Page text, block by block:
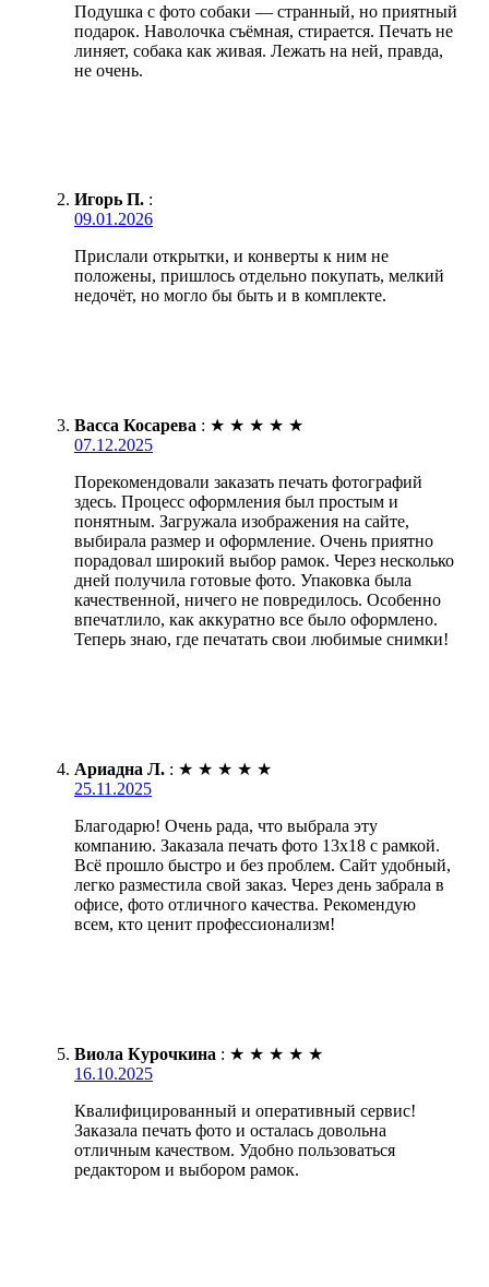
Подушка с фото собаки — странный, но приятный
подарок. Наволочка съёмная, стирается. Печать не
линяет, собака как живая. Лежать на ней, правда,
не очень.
Игорь П. :
09.01.2026
Прислали открытки, и конверты к ним не
положены, пришлось отдельно покупать, мелкий
недочёт, но могло бы быть и в комплекте.
Васса Косарева : ★ ★ ★ ★ ★
07.12.2025
Порекомендовали заказать печать фотографий
здесь. Процесс оформления был простым и
понятным. Загружала изображения на сайте,
выбирала размер и оформление. Очень приятно
порадовал широкий выбор рамок. Через несколько
дней получила готовые фото. Упаковка была
качественной, ничего не повредилось. Особенно
впечатлило, как аккуратно все было оформлено.
Теперь знаю, где печатать свои любимые снимки!
Ариадна Л. : ★ ★ ★ ★ ★
25.11.2025
Благодарю! Очень рада, что выбрала эту
компанию. Заказала печать фото 13х18 с рамкой.
Всё прошло быстро и без проблем. Сайт удобный,
легко разместила свой заказ. Через день забрала в
офисе, фото отличного качества. Рекомендую
всем, кто ценит профессионализм!
Виола Курочкина : ★ ★ ★ ★ ★
16.10.2025
Квалифицированный и оперативный сервис!
Заказала печать фото и осталась довольна
отличным качеством. Удобно пользоваться
редактором и выбором рамок.